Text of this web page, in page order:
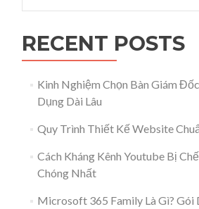
RECENT POSTS
Kinh Nghiệm Chọn Bàn Giám
Dụng Dài Lâu
Quy Trình Thiết Kế Website
Cách Kháng Kênh Youtube Bị
Chóng Nhất
Microsoft 365 Family Là Gì? Gói